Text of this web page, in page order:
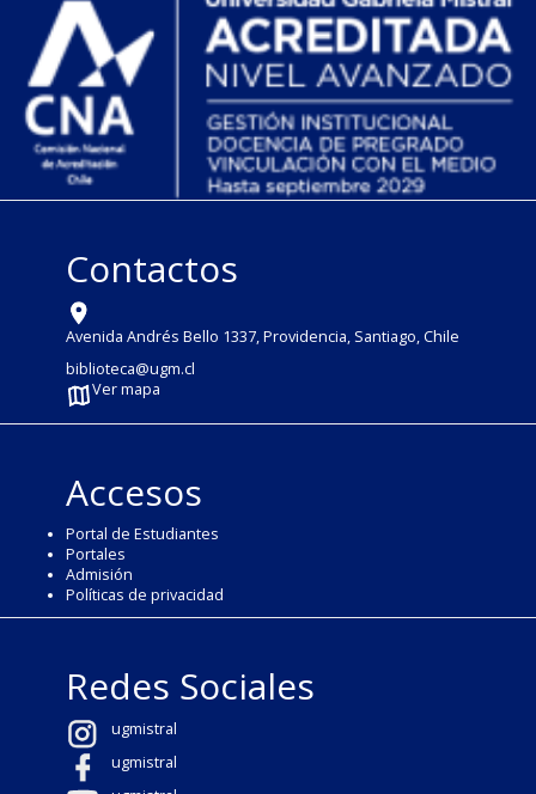
Contactos
Avenida Andrés Bello 1337, Providencia, Santiago, Chile
biblioteca@ugm.cl
Ver mapa
Accesos
Portal de Estudiantes
Portales
Admisión
Políticas de privacidad
Redes Sociales
ugmistral
ugmistral